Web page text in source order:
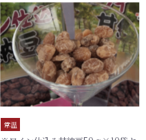
常温